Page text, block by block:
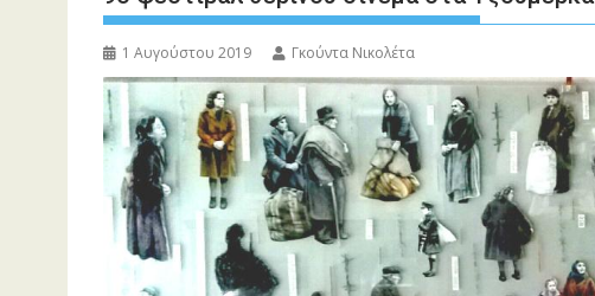
1 Αυγούστου 2019 Γκούντα Νικολέτα